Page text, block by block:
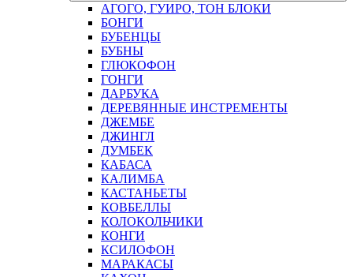
АГОГО, ГУИРО, ТОН БЛОКИ
БОНГИ
БУБЕНЦЫ
БУБНЫ
ГЛЮКОФОН
ГОНГИ
ДАРБУКА
ДЕРЕВЯННЫЕ ИНСТРЕМЕНТЫ
ДЖЕМБЕ
ДЖИНГЛ
ДУМБЕК
КАБАСА
КАЛИМБА
КАСТАНЬЕТЫ
КОВБЕЛЛЫ
КОЛОКОЛЬЧИКИ
КОНГИ
КСИЛОФОН
МАРАКАСЫ